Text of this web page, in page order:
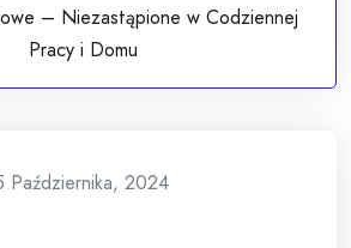
– Niezastąpione w Codziennej
Pracy i Domu
Października, 2024